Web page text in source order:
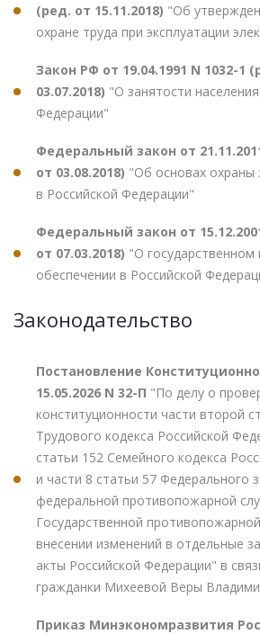
(ред. от 15.11.2018) "Об
охране труда при эксплуатации
Закон РФ от 19.04.1991 N 1032-1
03.07.2018) "О занятости
Федерации"
Федеральный закон от
от 03.08.2018) "Об основах охраны
в Российской Федерации"
Федеральный закон от
от 07.03.2018) "О государственном
обеспечении в Российской
Законодательство
Постановление
15.05.2026 N 32-П "По делу о
конституционности части второй
Трудового кодекса Российской
статьи 152 Семейного кодекса
и части 8 статьи 57 Федерального
федеральной противопожарной
Государственной
внесении изменений в отдельные
акты Российской Федерации" в
гражданки Михеевой Веры
Приказ Минэкономразвития